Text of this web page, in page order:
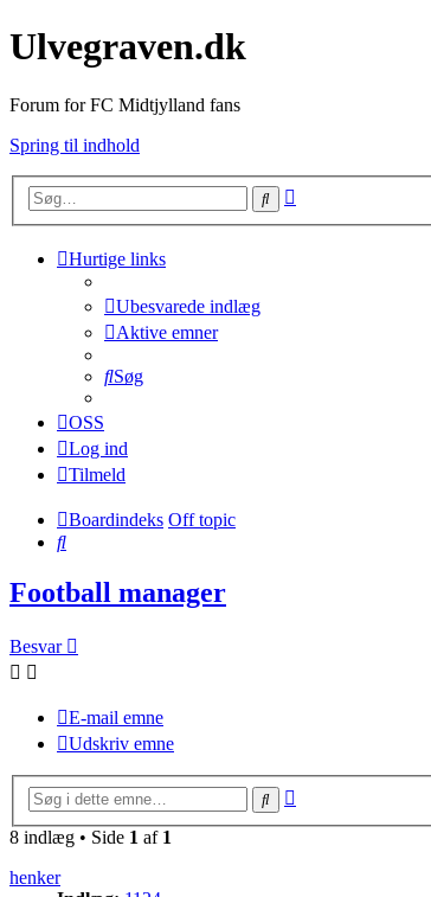
Ulvegraven.dk
Forum for FC Midtjylland fans
Spring til indhold
Søg
Hurtige links
Ubesvarede indlæg
Aktive emner
Søg
OSS
Log ind
Tilmeld
Boardindeks Off topic
Søg
Football manager
Besvar
E-mail emne
Udskriv emne
Søg
8 indlæg • Side 1 af 1
henker